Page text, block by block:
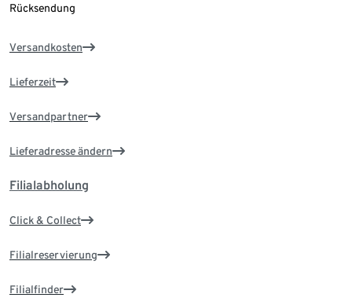
Rücksendung
Versandkosten
Lieferzeit
Versandpartner
Lieferadresse ändern
Filialabholung
Click & Collect
Filialreservierung
Filialfinder